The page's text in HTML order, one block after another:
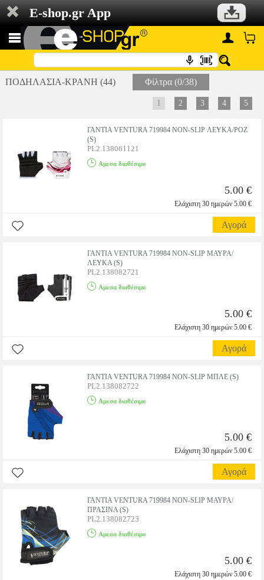
E-shop.gr App
ΠΟΔΗΛΑΣΙΑ-ΚΡΑΝΗ (44) Φίλτρα (0/38)
1 2 3 4 5
ΓΑΝΤΙΑ VENTURA 719984 NON-SLIP ΛΕΥΚΑ/ΡΟΖ
(S)
PL2.138061121
Αμεσα διαθέσιμο
5.00 €
Ελάχιστη 30 ημερών 5.00 €
Αγορά
ΓΑΝΤΙΑ VENTURA 719984 NON-SLIP ΜΑΥΡΑ/
ΛΕΥΚΑ (S)
PL2.138082721
Αμεσα διαθέσιμο
5.00 €
Ελάχιστη 30 ημερών 5.00 €
Αγορά
ΓΑΝΤΙΑ VENTURA 719984 NON-SLIP ΜΠΛΕ (S)
PL2.138082722
Αμεσα διαθέσιμο
5.00 €
Ελάχιστη 30 ημερών 5.00 €
Αγορά
ΓΑΝΤΙΑ VENTURA 719984 NON-SLIP ΜΑΥΡΑ/
ΠΡΑΣΙΝΑ (S)
PL2.138082723
Αμεσα διαθέσιμο
5.00 €
Ελάχιστη 30 ημερών 5.00 €